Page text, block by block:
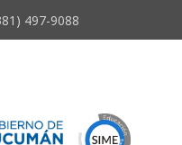
​497-9088